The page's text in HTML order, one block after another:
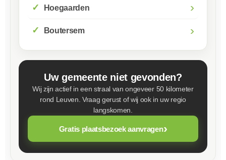
Hoegaarden ›
Boutersem ›
Uw gemeente niet gevonden?
Wij zijn actief in een straal van ongeveer 50 kilometer
rond Leuven. Vraag gerust of wij ook in uw regio
langskomen.
Gratis plaatsbezoek aanvragen›